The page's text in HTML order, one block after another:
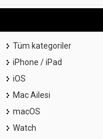
Tüm kategoriler
iPhone / iPad
iOS
Mac Ailesi
macOS
Watch